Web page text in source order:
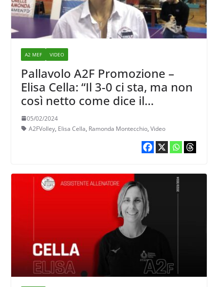
A2 MEF VIDEO
Pallavolo A2F Promozione –
Elisa Cella: “Il 3-0 ci sta, ma non
così netto come dice il
punteggio finale”
05/02/2024
A2FVolley, Elisa Cella, Ramonda Montecchio, Video